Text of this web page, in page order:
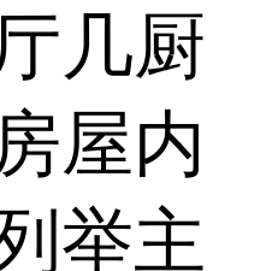
几厨
屋内
举主